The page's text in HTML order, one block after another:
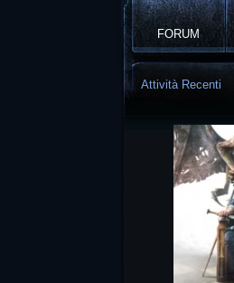
FORUM
Attività Recenti